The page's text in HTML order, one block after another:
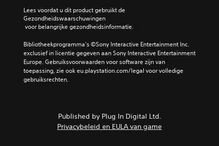
Lees voordat u dit product gebruikt de
Gezondheidswaarschuwingen
voor belangrijke gezondheidsinformatie.
Bibliotheekprogramma's ©Sony Interactive Entertainment Inc.
exclusief in licentie gegeven aan Sony Interactive Entertainment
Europe. Gebruiksvoorwaarden voor software zijn van
toepassing, zie ook eu.playstation.com/legal voor volledige
gebruiksrechten.
Published by Plug In Digital Ltd.
Privacybeleid en EULA van game